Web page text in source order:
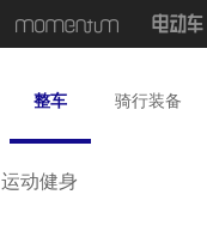
整车 骑行装备
运动健身